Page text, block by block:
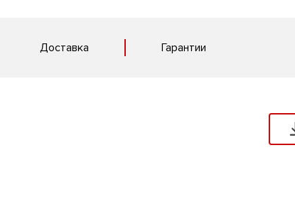
Доставка Гарантии